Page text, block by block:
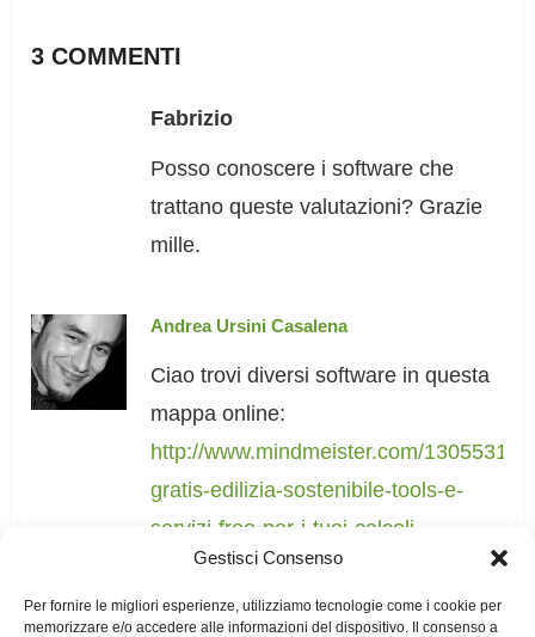
Gestisci Consenso
Per fornire le migliori esperienze, utilizziamo tecnologie come i cookie per
memorizzare e/o accedere alle informazioni del dispositivo. Il consenso a
3 COMMENTI
Fabrizio
Posso conoscere i software che
trattano queste valutazioni? Grazie
mille.
Andrea Ursini Casalena
Ciao trovi diversi software in questa
mappa online:
http://www.mindmeister.com/
gratis-edilizia-sostenibile-tools-e-
servizi-free-per-i-tuoi-calcoli-
energetici-e-non-solo-http-www-
mygreenbuildings-org